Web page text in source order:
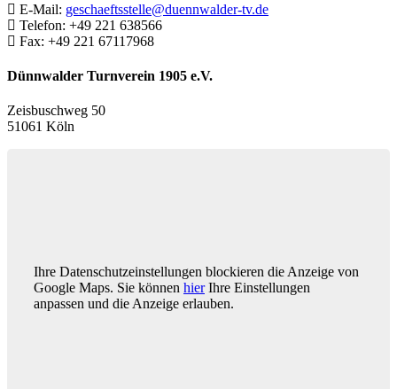
E-Mail: geschaeftsstelle@duennwalder-tv.de
Telefon: +49 221 638566
Fax: +49 221 67117968
Dünnwalder Turnverein 1905 e.V.
Zeisbuschweg 50
51061 Köln
Ihre Datenschutzeinstellungen blockieren die Anzeige von
Google Maps. Sie können hierIhre Einstellungen
anpassen und die Anzeige erlauben.